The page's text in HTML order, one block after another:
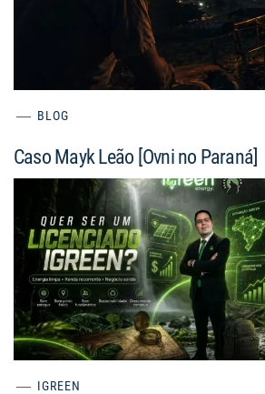
BLOG
Caso Mayk Leão [Ovni no Paraná]
IGREEN